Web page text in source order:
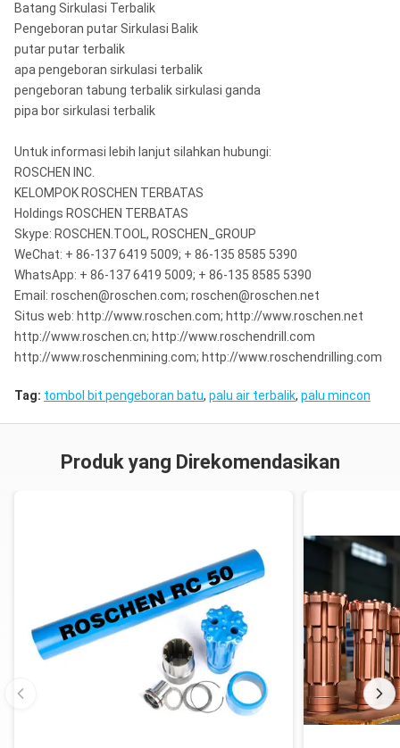
Batang Sirkulasi Terbalik
Pengeboran putar Sirkulasi Balik
putar putar terbalik
apa pengeboran sirkulasi terbalik
pengeboran tabung terbalik sirkulasi ganda
pipa bor sirkulasi terbalik
Untuk informasi lebih lanjut silahkan hubungi:
ROSCHEN INC.
KELOMPOK ROSCHEN TERBATAS
Holdings ROSCHEN TERBATAS
Skype: ROSCHEN.TOOL, ROSCHEN_GROUP
WeChat: + 86-137 6419 5009; + 86-135 8585 5390
WhatsApp: + 86-137 6419 5009; + 86-135 8585 5390
Email: roschen@roschen.com; roschen@roschen.net
Situs web: http://www.roschen.com; http://www.roschen.net
http://www.roschen.cn; http://www.roschendrill.com
http://www.roschenmining.com; http://www.roschendrilling.com
Tag: tombol bit pengeboran batu, palu air terbalik, palu mincon
Produk yang Direkomendasikan